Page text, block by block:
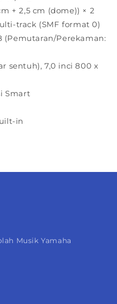
+ 2,5 cm (dome)) × 2
track (SMF format 0)
(Pemutaran/Perekaman:
sentuh), 7,0 inci 800 x
Smart
in
Musik Yamaha